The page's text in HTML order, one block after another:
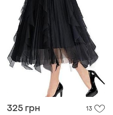
325 грн 13